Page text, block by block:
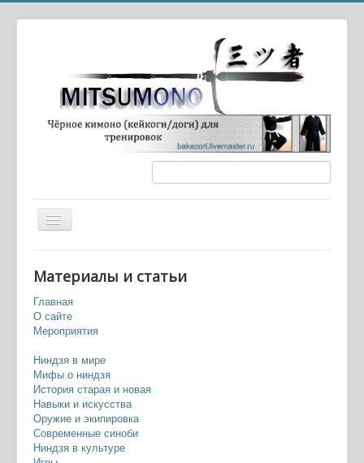
Вы здесь:
Катана как оружие домашней самообороны -
эффективно, кроваво (18+)
Материалы и статьи
Главная
О сайте
Мероприятия
Ниндзя в мире
Мифы о ниндзя
История старая и новая
Навыки и искусства
Оружие и экипировка
Современные синоби
Ниндзя в культуре